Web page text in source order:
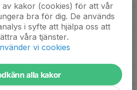
2 0 0 0
1 0
1 0
av kakor (cookies) för att vår
bra för dig. De används
i syfte att hjälpa oss att
våra tjänster.
vi cookies
alla kakor